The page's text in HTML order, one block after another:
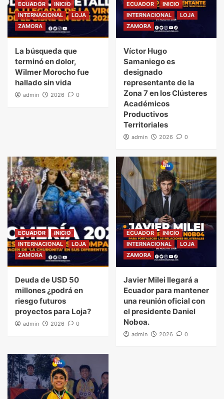
ECUADOR
INICIO
INTERNACIONAL
LOJA
ZAMORA
La búsqueda que
terminó en dolor,
Wilmer Morocho fue
hallado sin vida
admin 2026 0
ECUADOR
INICIO
INTERNACIONAL
LOJA
ZAMORA
Víctor Hugo
Samaniego es
designado
representante de la
Zona 7 en los Clústeres
Académicos
Productivos
Territoriales
admin 2026 0
ECUADOR
INICIO
INTERNACIONAL
LOJA
ZAMORA
Deuda de USD 50
millones ¿podrá en
riesgo futuros
proyectos para Loja?
admin 2026 0
ECUADOR
INICIO
INTERNACIONAL
LOJA
ZAMORA
Javier Milei llegará a
Ecuador para mantener
una reunión oficial con
el presidente Daniel
Noboa.
admin 2026 0